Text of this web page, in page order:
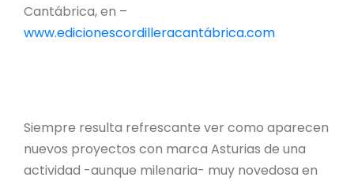
Cantábrica, en –
www.edicionescordilleracantábrica.com
Siempre resulta refrescante ver como aparecen
nuevos proyectos con marca Asturias de una
actividad -aunque milenaria- muy novedosa en